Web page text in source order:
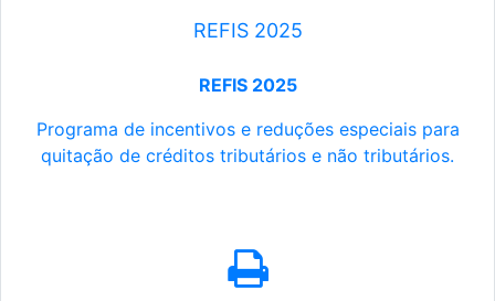
REFIS 2025
REFIS 2025
Programa de incentivos e reduções especiais para
quitação de créditos tributários e não tributários.